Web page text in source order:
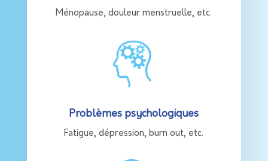
Ménopause, douleur menstruelle, etc.
Problèmes psychologiques
Fatigue, dépression, burn out, etc.